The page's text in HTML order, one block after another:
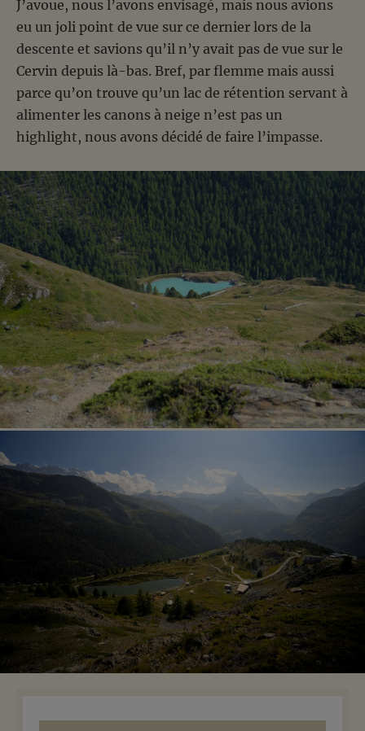
J’avoue, nous l’avons envisagé, mais nous avions
eu un joli point de vue sur ce dernier lors de la
descente et savions qu’il n’y avait pas de vue sur le
Cervin depuis là-bas. Bref, par flemme mais aussi
parce qu’on trouve qu’un lac de rétention servant à
alimenter les canons à neige n’est pas un
highlight, nous avons décidé de faire l’impasse.